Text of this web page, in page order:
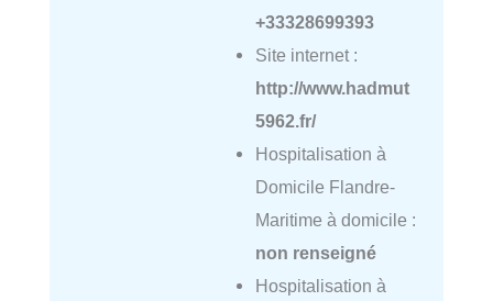
+33328699393
Site internet :
http://www.hadmut
5962.fr/
Hospitalisation à
Domicile Flandre-
Maritime à domicile :
non renseigné
Hospitalisation à